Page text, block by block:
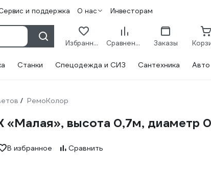
и поддержка О нас Инвесторам
Избранное Сравнение Заказы
Станки Спецодежда и СИЗ Сантехника Авто
/ РемоКолор
«Малая», высота 0,7м, диаметр
В избранное Сравнить